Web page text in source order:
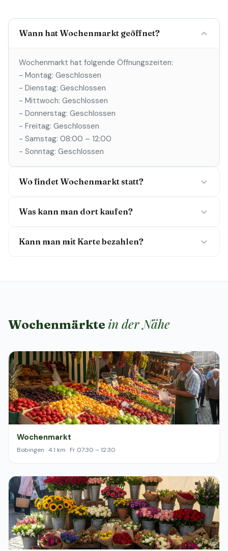
Wann hat Wochenmarkt geöffnet?
Wochenmarkt hat folgende Öffnungszeiten:
- Montag: Geschlossen
- Dienstag: Geschlossen
- Mittwoch: Geschlossen
- Donnerstag: Geschlossen
- Freitag: Geschlossen
- Samstag: 08:00 – 12:00
- Sonntag: Geschlossen
Wo findet Wochenmarkt statt?
Was kann man dort kaufen?
Kann man mit Karte bezahlen?
Wochenmärkte in der Nähe
Wochenmarkt
Bobingen · 4.1 km · Fr 07:30 – 12:30